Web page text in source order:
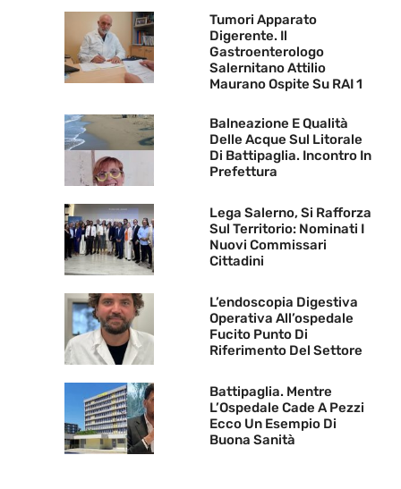
Tumori Apparato
Digerente. Il
Gastroenterologo
Salernitano Attilio
Maurano Ospite Su RAI 1
Balneazione E Qualità
Delle Acque Sul Litorale
Di Battipaglia. Incontro In
Prefettura
Lega Salerno, Si Rafforza
Sul Territorio: Nominati I
Nuovi Commissari
Cittadini
L’endoscopia Digestiva
Operativa All’ospedale
Fucito Punto Di
Riferimento Del Settore
Battipaglia. Mentre
L’Ospedale Cade A Pezzi
Ecco Un Esempio Di
Buona Sanità